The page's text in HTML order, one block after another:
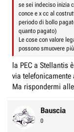
se sei indeciso inizia
conce e x cc al
periodo di bollo
quanto pagato)
Le cose con valore
possono smuovere
la PEC a Stellantis
via
Ma rispondermi
Bauscia
0